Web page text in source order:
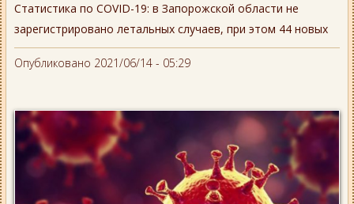
Статистика по COVID-19: в Запорожской области не
зарегистрировано летальных случаев, при этом 44 новых
Опубликовано 2021/06/14 - 05:29